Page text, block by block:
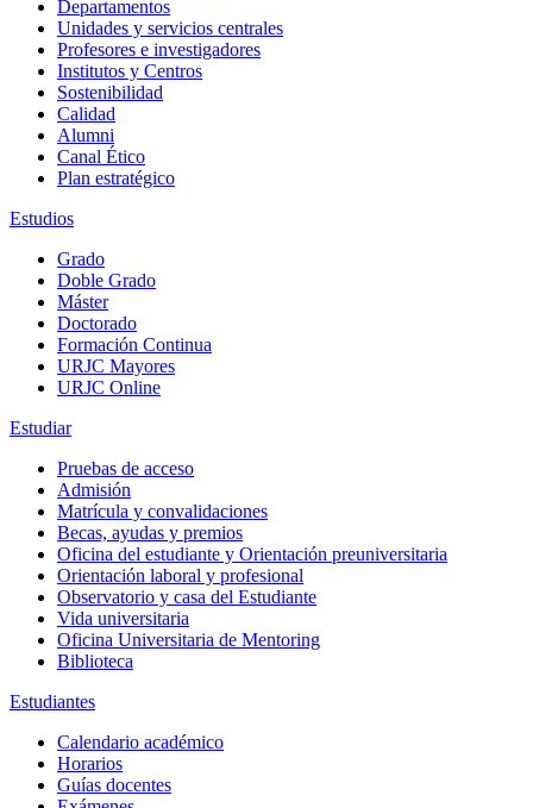
Departamentos
Unidades y servicios centrales
Profesores e investigadores
Institutos y Centros
Sostenibilidad
Calidad
Alumni
Canal Ético
Plan estratégico
Estudios
Grado
Doble Grado
Máster
Doctorado
Formación Continua
URJC Mayores
URJC Online
Estudiar
Pruebas de acceso
Admisión
Matrícula y convalidaciones
Becas, ayudas y premios
Oficina del estudiante y Orientación preuniversitaria
Orientación laboral y profesional
Observatorio y casa del Estudiante
Vida universitaria
Oficina Universitaria de Mentoring
Biblioteca
Estudiantes
Calendario académico
Horarios
Guías docentes